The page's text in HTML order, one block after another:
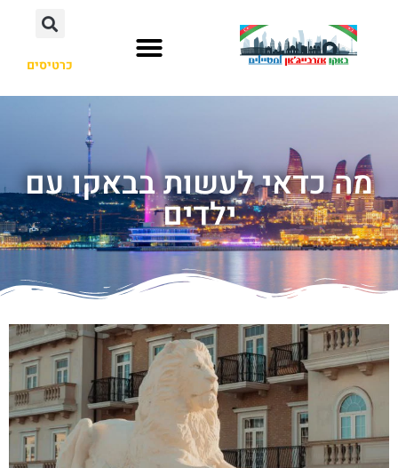
כרטיסים
מה כדאי לעשות בבאקו עם
ילדים